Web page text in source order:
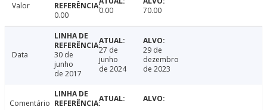
Valor
0.00
0.00 70.00
Data
30 de
junho
de 2017
27 de
junho
de 2024
29 de
dezembro
de 2023
Comentário